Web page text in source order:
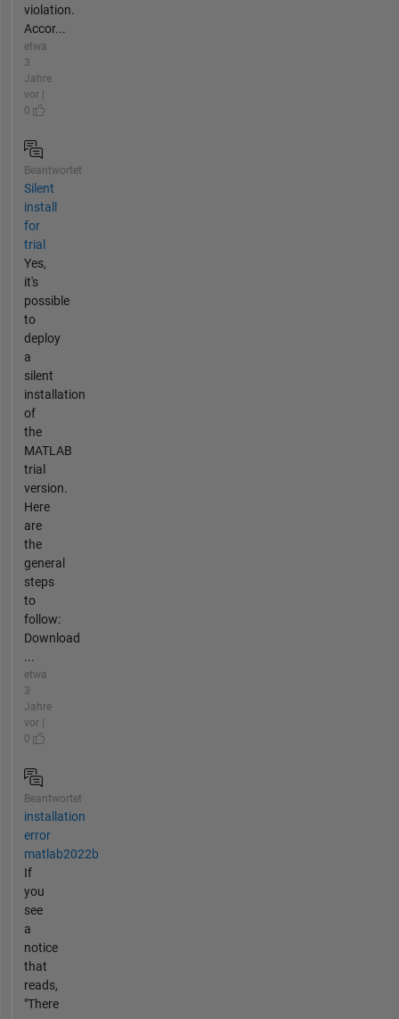
violation.
Accor...
etwa
3
Jahre
vor |
0
Beantwortet
Silent
install
for
trial
Yes,
it's
possible
to
deploy
a
silent
installation
of
the
MATLAB
trial
version.
Here
are
the
general
steps
to
follow:
Download
...
etwa
3
Jahre
vor |
0
Beantwortet
installation
error
matlab2022b
If
you
see
a
notice
that
reads,
"There